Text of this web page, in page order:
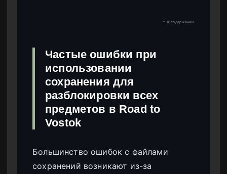
↑ К содержанию
Частые ошибки при
использовании
сохранения для
разблокировки всех
предметов в Road to
Vostok
Большинство ошибок с файлами
сохранений возникают из-за